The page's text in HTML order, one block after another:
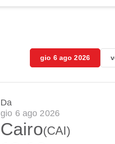
gio 6 ago 2026
Da
gio 6 ago 2026
Cairo(CAI)